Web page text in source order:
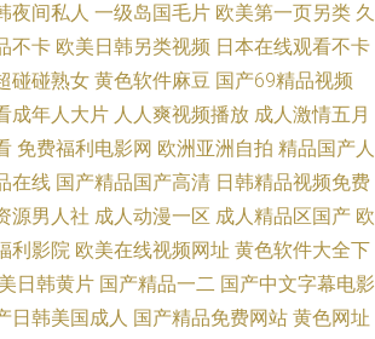
夜间私人 一级岛国毛片 欧美第一页另类 久
不卡 欧美日韩另类视频 日本在线观看不卡
碰碰熟女 黄色软件麻豆 国产69精品视频
成年人大片 人人爽视频播放 成人激情五月
免费福利电影网 欧洲亚洲自拍 精品国产人
在线 国产精品国产高清 日韩精品视频免费
源男人社 成人动漫一区 成人精品区国产 欧
利影院 欧美在线视频网址 黄色软件大全下
日韩黄片 国产精品一二 国产中文字幕电影
日韩美国成人 国产精品免费网站 黄色网址